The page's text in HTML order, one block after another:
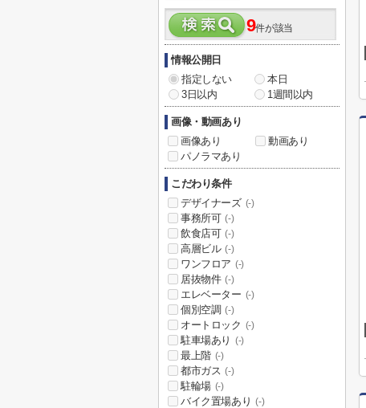
9件が該当
情報公開日
指定しない
本日
3日以内
1週間以内
画像・動画あり
画像あり
動画あり
パノラマあり
こだわり条件
デザイナーズ (-)
事務所可 (-)
飲食店可 (-)
高層ビル (-)
ワンフロア (-)
居抜物件 (-)
エレベーター (-)
個別空調 (-)
オートロック (-)
駐車場あり (-)
最上階 (-)
都市ガス (-)
駐輪場 (-)
バイク置場あり (-)